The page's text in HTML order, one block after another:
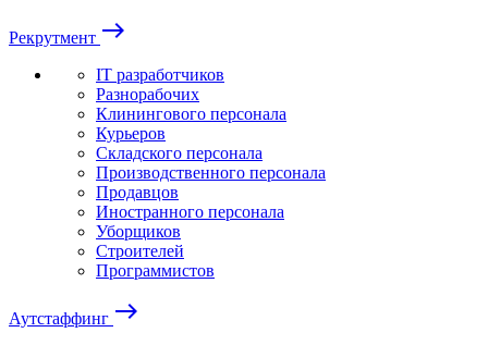
Рекрутмент east
IT разработчиков
Разнорабочих
Клинингового персонала
Курьеров
Складского персонала
Производственного персонала
Продавцов
Иностранного персонала
Уборщиков
Строителей
Программистов
Аутстаффинг east